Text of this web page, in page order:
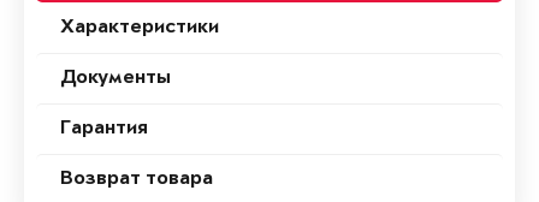
Характеристики
Документы
Гарантия
Возврат товара